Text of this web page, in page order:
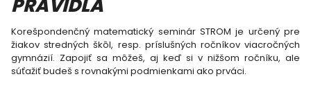
PRAVIDLÁ
Korešpondenčný matematický seminár STROM je určený pre
žiakov stredných škôl, resp. príslušných ročníkov viacročných
gymnázií. Zapojiť sa môžeš, aj keď si v nižšom ročníku, ale
súťažiť budeš s rovnakými podmienkami ako prváci.